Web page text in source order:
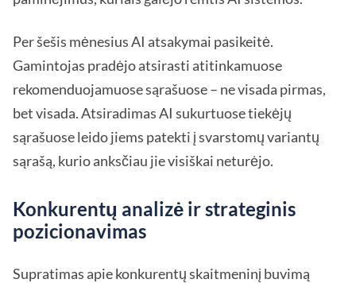
Per šešis mėnesius AI atsakymai pasikeitė.
Gamintojas pradėjo atsirasti atitinkamuose
rekomenduojamuose sąrašuose – ne visada pirmas,
bet visada. Atsiradimas AI sukurtuose tiekėjų
sąrašuose leido jiems patekti į svarstomų variantų
sąrašą, kurio anksčiau jie visiškai neturėjo.
Konkurentų analizė ir strateginis
pozicionavimas
Supratimas apie konkurentų skaitmeninį buvimą